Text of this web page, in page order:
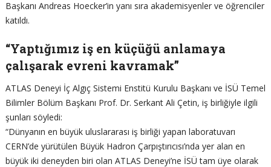
Başkanı Andreas Hoecker’in yanı sıra akademisyenler ve öğrenciler
katıldı.
“Yaptığımız iş en küçüğü anlamaya
çalışarak evreni kavramak”
ATLAS Deneyi İç Algıç Sistemi Enstitü Kurulu Başkanı ve İSÜ Temel
Bilimler Bölüm Başkanı Prof. Dr. Serkant Ali Çetin, iş birliğiyle ilgili
şunları söyledi:
“Dünyanın en büyük uluslararası iş birliği yapan laboratuvarı
CERN’de yürütülen Büyük Hadron Çarpıştırıcısı’nda yer alan en
büyük iki deneyden biri olan ATLAS Deneyi’ne İSÜ tam üye olarak